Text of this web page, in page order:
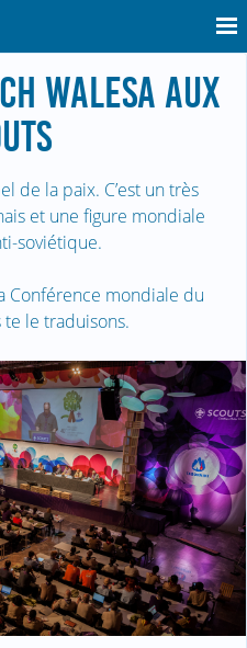
WALESA AUX
de la paix. C’est un très
et une figure mondiale
soviétique.
Conférence mondiale du
le traduisons.